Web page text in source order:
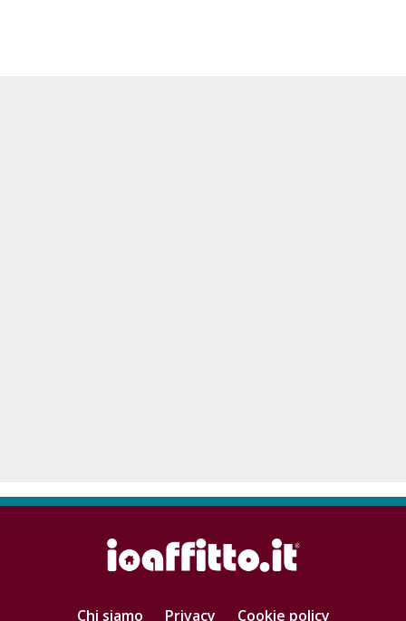
Chi siamo Privacy Cookie policy